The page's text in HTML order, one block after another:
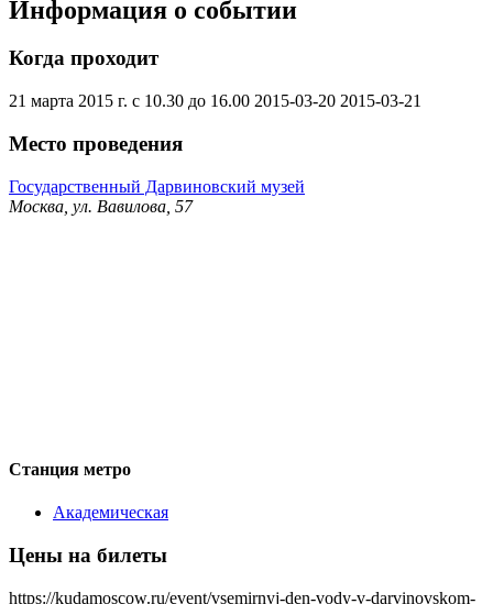
Информация о событии
Когда проходит
21 марта 2015 г. с 10.30 до 16.00 2015-03-20 2015-03-21
Место проведения
Государственный Дарвиновский музей
Москва, ул. Вавилова, 57
Станция метро
Академическая
Цены на билеты
https://kudamoscow.ru/event/vsemirnyj-den-vody-v-darvinovskom-